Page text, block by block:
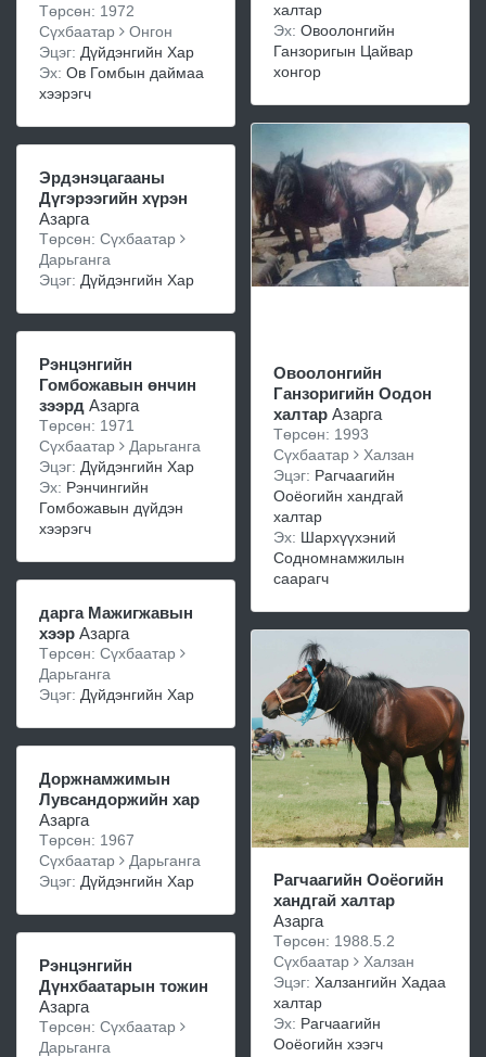
Төрсөн: 1972
Сүхбаатар
Онгон
Эцэг: Дүйдэнгийн Хар
Эх: Ов Гомбын даймаа
хээрэгч
Эрдэнэцагааны
Дүгэрээгийн хүрэн
Азарга
Төрсөн: Сүхбаатар
Дарьганга
Эцэг: Дүйдэнгийн Хар
Рэнцэнгийн
Гомбожавын өнчин
зээрд Азарга
Төрсөн: 1971
Сүхбаатар
Дарьганга
Эцэг: Дүйдэнгийн Хар
Эх: Рэнчингийн
Гомбожавын дүйдэн
хээрэгч
дарга Мажигжавын
хээр Азарга
Төрсөн: Сүхбаатар
Дарьганга
Эцэг: Дүйдэнгийн Хар
Доржнамжимын
Лувсандоржийн хар
Азарга
Төрсөн: 1967
Сүхбаатар
Дарьганга
Эцэг: Дүйдэнгийн Хар
Рэнцэнгийн
Дүнхбаатарын тожин
Азарга
Төрсөн: Сүхбаатар
Дарьганга
халтар
Эх: Овоолонгийн
Ганзоригын Цайвар
хонгор
Овоолонгийн
Ганзоригийн Оодон
халтар Азарга
Төрсөн: 1993
Сүхбаатар
Халзан
Эцэг: Рагчаагийн
Ооёогийн хандгай
халтар
Эх: Шархүүхэний
Содномнамжилын
саарагч
Рагчаагийн Ооёогийн
хандгай халтар
Азарга
Төрсөн: 1988.5.2
Сүхбаатар
Халзан
Эцэг: Халзангийн Хадаа
халтар
Эх: Рагчаагийн
Ооёогийн хээгч